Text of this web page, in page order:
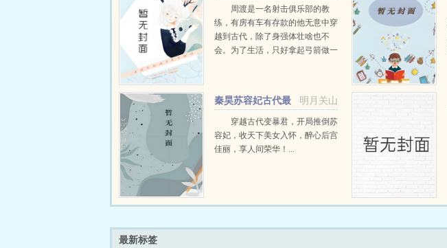
文免费阅读
周渡是一名射击俱乐部的教
练，有房有车有存款的他无意中穿
越到古代，除了身强体壮啥也不
会。为了生活，只好拿起弓箭做一
渡看着山下的寥寥炊烟，以及那...
明月关山
秦昊苏容妃古代最
强昏君最新章节在线阅读
穿越古代变暴君，开局推倒苏
容妃，收天下美女入怀，醉心后宫
佳丽，享人间荣华！...
最新标签